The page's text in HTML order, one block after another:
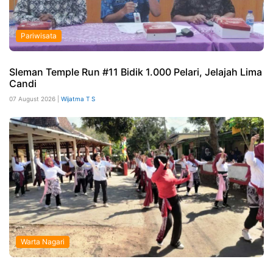
Pariwisata
Sleman Temple Run #11 Bidik 1.000 Pelari, Jelajah Lima
Candi
07 August 2026 | Wijatma T S
Warta Nagari